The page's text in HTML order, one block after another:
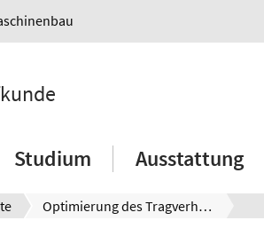
Studium Ausstattung
Optimierung des Tragverhaltens unter Wasser gefügter Bolzenschweißverbindungen großer Dimensionen für Reparatur-und Instandhaltungsmaßnahmen